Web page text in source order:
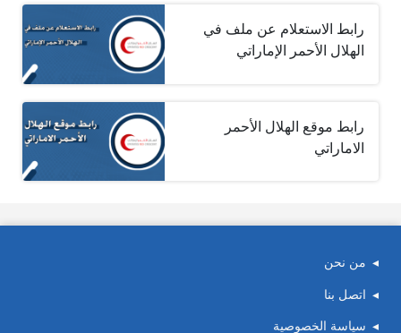
رابط الاستعلام عن ملف في
الهلال الأحمر الإماراتي
رابط موقع الهلال الأحمر
الاماراتي
من نحن
اتصل بنا
سياسة الخصوصية